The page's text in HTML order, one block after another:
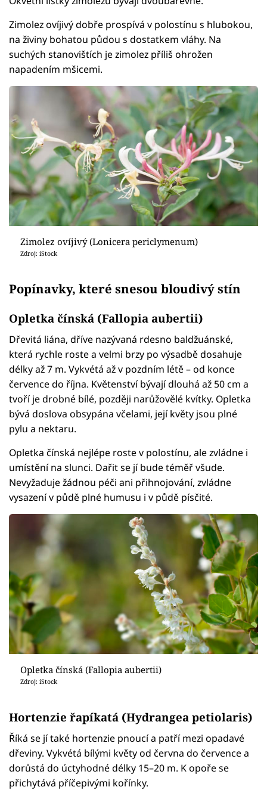
Zimolez ovíjivý dobře prospívá v polostínu s hlubokou,
na živiny bohatou půdou s dostatkem vláhy. Na
suchých stanovištích je zimolez příliš ohrožen
napadením mšicemi.
Zimolez ovíjivý (Lonicera periclymenum)
Zdroj: iStock
Popínavky, které snesou bloudivý stín
Opletka čínská (Fallopia aubertii)
Dřevitá liána, dříve nazývaná rdesno baldžuánské,
která rychle roste a velmi brzy po výsadbě dosahuje
délky až 7 m. Vykvétá až v pozdním létě – od konce
července do října. Květenství bývají dlouhá až 50 cm a
tvoří je drobné bílé, později narůžovělé kvítky. Opletka
bývá doslova obsypána včelami, její květy jsou plné
pylu a nektaru.
Opletka čínská nejlépe roste v polostínu, ale zvládne i
umístění na slunci. Dařit se jí bude téměř všude.
Nevyžaduje žádnou péči ani přihnojování, zvládne
vysazení v půdě plné humusu i v půdě písčité.
Opletka čínská (Fallopia aubertii)
Zdroj: iStock
Hortenzie řapíkatá (Hydrangea petiolaris)
Říká se jí také hortenzie pnoucí a patří mezi opadavé
dřeviny. Vykvétá bílými květy od června do července a
dorůstá do úctyhodné délky 15–20 m. K opoře se
přichytává příčepivými kořínky.